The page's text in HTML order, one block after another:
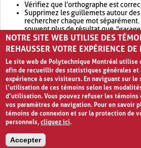
Vérifiez que l'orthographe est
Supprimez les guillemets autour
rechercher chaque mot séparément.
souvent plus de résultat que
Envisagez d'élargir votre recherche
retournera souvent plus de résultat
NOTRE SITE WEB UTILISE DES
REHAUSSER VOTRE EXPÉRIENCE
Le site web de Polytechnique Montréal utilise
afin de recueillir des statistiques générales
expérience à ses visiteurs. En naviguant sur le
l’utilisation de ces témoins selon les
d’utilisation. Vous pouvez refuser les
vos paramètres de navigation. Pour en savoir
témoins de connexion et sur la protection de
personnels,cliquez ici.
Accepter